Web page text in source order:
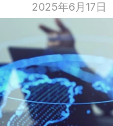
2025年6月17日